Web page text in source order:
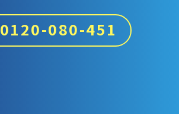
0120-080-451